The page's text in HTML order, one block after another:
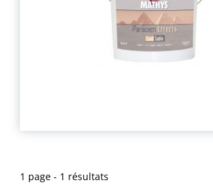
1 page - 1 résultats